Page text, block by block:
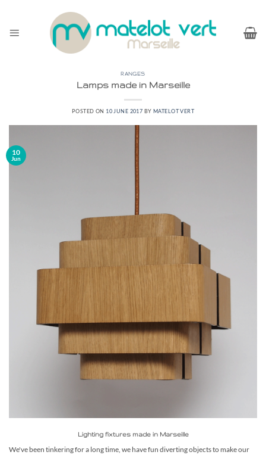
content
RANGES
Lamps made in Marseille
POSTED ON 10 JUNE 2017 BY MATELOT VERT
10
Jun
Lighting fixtures made in Marseille
We've been tinkering for a long time, we have fun diverting objects to make our